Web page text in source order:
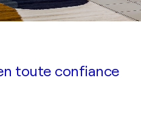
toute confiance